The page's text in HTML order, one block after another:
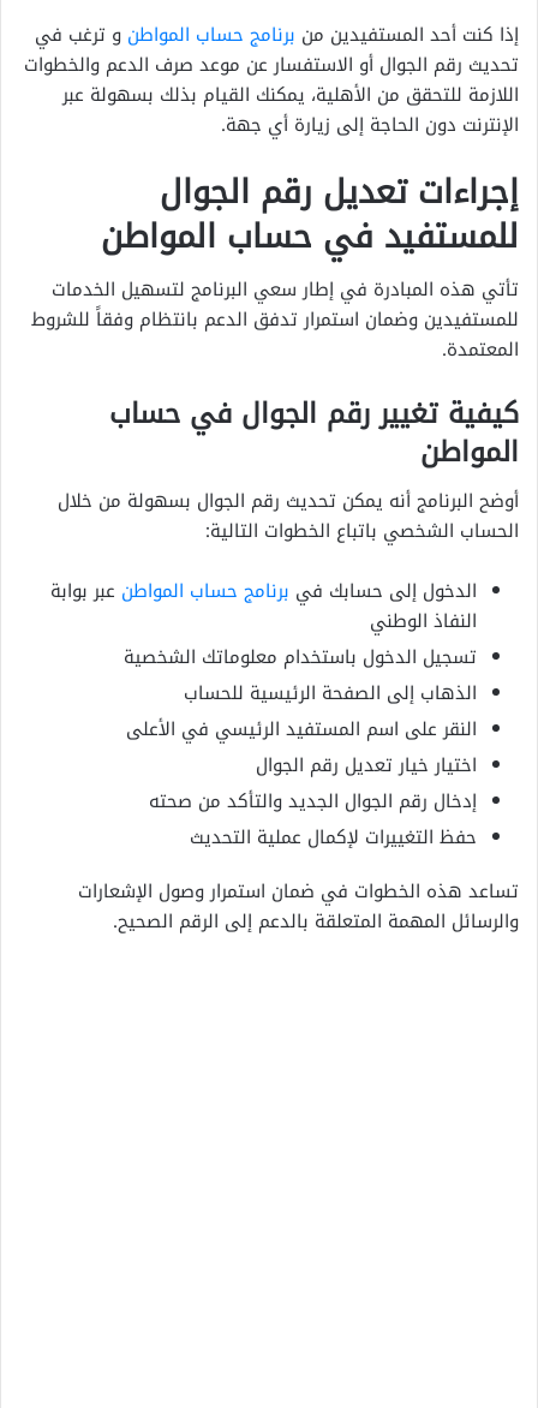
إذا كنت أحد المستفيدين من برنامج حساب المواطن و ترغب في
تحديث رقم الجوال أو الاستفسار عن موعد صرف الدعم والخطوات
اللازمة للتحقق من الأهلية، يمكنك القيام بذلك بسهولة عبر
الإنترنت دون الحاجة إلى زيارة أي جهة.
إجراءات تعديل رقم الجوال
للمستفيد في حساب المواطن
تأتي هذه المبادرة في إطار سعي البرنامج لتسهيل الخدمات
للمستفيدين وضمان استمرار تدفق الدعم بانتظام وفقاً للشروط
المعتمدة.
كيفية تغيير رقم الجوال في حساب
المواطن
أوضح البرنامج أنه يمكن تحديث رقم الجوال بسهولة من خلال
الحساب الشخصي باتباع الخطوات التالية:
الدخول إلى حسابك في برنامج حساب المواطن عبر بوابة
النفاذ الوطني
تسجيل الدخول باستخدام معلوماتك الشخصية
الذهاب إلى الصفحة الرئيسية للحساب
النقر على اسم المستفيد الرئيسي في الأعلى
اختيار خيار تعديل رقم الجوال
إدخال رقم الجوال الجديد والتأكد من صحته
حفظ التغييرات لإكمال عملية التحديث
تساعد هذه الخطوات في ضمان استمرار وصول الإشعارات
والرسائل المهمة المتعلقة بالدعم إلى الرقم الصحيح.